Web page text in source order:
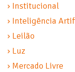
› Institucional
› Inteligência
› Leilão
› Luz
› Mercado Livre